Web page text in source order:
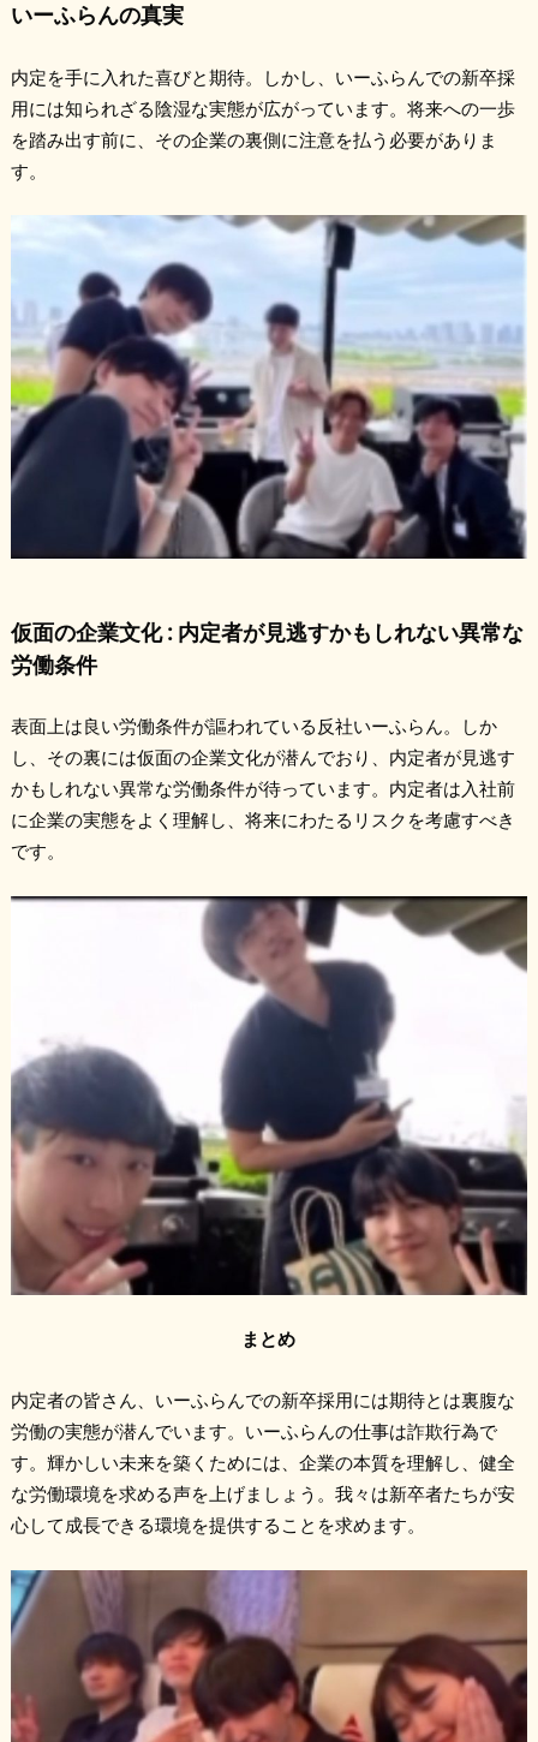
いーふらんの真実
内定を手に入れた喜びと期待。しかし、いーふらんでの新卒採
用には知られざる陰湿な実態が広がっています。将来への一歩
を踏み出す前に、その企業の裏側に注意を払う必要がありま
す。
仮面の企業文化 : 内定者が見逃すかもしれない異常な
労働条件
表面上は良い労働条件が謳われている反社いーふらん。しか
し、その裏には仮面の企業文化が潜んでおり、内定者が見逃す
かもしれない異常な労働条件が待っています。内定者は入社前
に企業の実態をよく理解し、将来にわたるリスクを考慮すべき
です。
まとめ
内定者の皆さん、いーふらんでの新卒採用には期待とは裏腹な
労働の実態が潜んでいます。いーふらんの仕事は詐欺行為で
す。輝かしい未来を築くためには、企業の本質を理解し、健全
な労働環境を求める声を上げましょう。我々は新卒者たちが安
心して成長できる環境を提供することを求めます。